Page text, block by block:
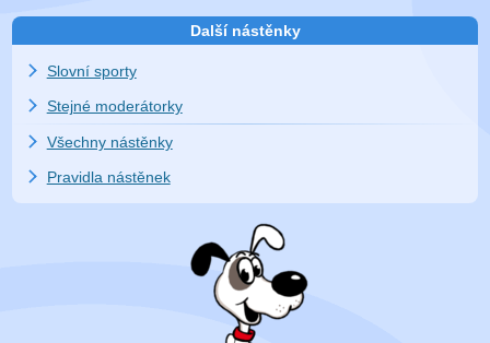
Další nástěnky
Slovní sporty
Stejné moderátorky
Všechny nástěnky
Pravidla nástěnek